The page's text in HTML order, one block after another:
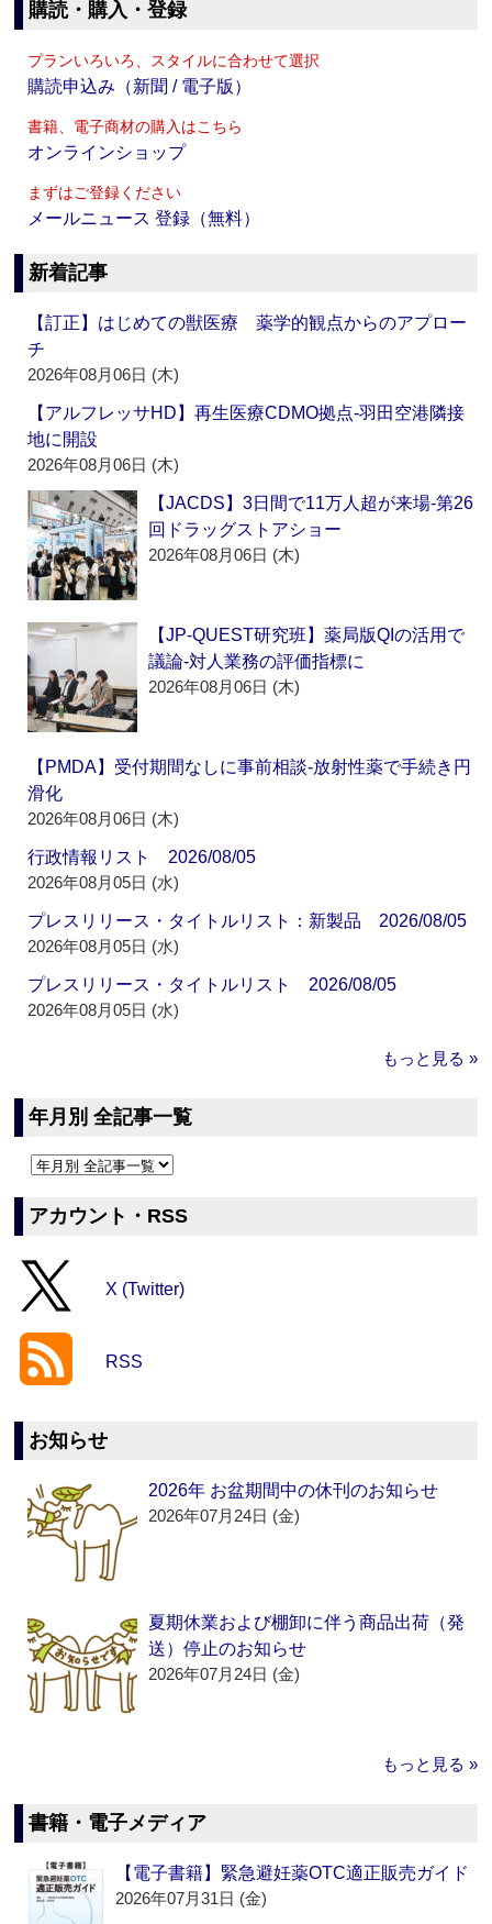
購読・購入・登録
プランいろいろ、スタイルに合わせて選択
購読申込み（新聞 / 電子版）
書籍、電子商材の購入はこちら
オンラインショップ
まずはご登録ください
メールニュース 登録（無料）
新着記事
【訂正】はじめての獣医療 薬学的観点からのアプロー
チ
2026年08月06日 (木)
【アルフレッサHD】再生医療CDMO拠点‐羽田空港隣接
地に開設
2026年08月06日 (木)
【JACDS】3日間で11万人超が来場‐第26
回ドラッグストアショー
2026年08月06日 (木)
【JP-QUEST研究班】薬局版QIの活用で
議論‐対人業務の評価指標に
2026年08月06日 (木)
【PMDA】受付期間なしに事前相談‐放射性薬で手続き円
滑化
2026年08月06日 (木)
行政情報リスト 2026/08/05
2026年08月05日 (水)
プレスリリース・タイトルリスト：新製品 2026/08/05
2026年08月05日 (水)
プレスリリース・タイトルリスト 2026/08/05
2026年08月05日 (水)
もっと見る »
年月別 全記事一覧
アカウント・RSS
X (Twitter)
RSS
お知らせ
2026年 お盆期間中の休刊のお知らせ
2026年07月24日 (金)
夏期休業および棚卸に伴う商品出荷（発
送）停止のお知らせ
2026年07月24日 (金)
もっと見る »
書籍・電子メディア
【電子書籍】緊急避妊薬OTC適正販売ガイド
2026年07月31日 (金)